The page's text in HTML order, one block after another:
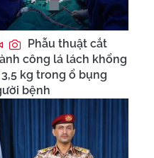
Phẫu thuật cắt
công lá lách khổng
kg trong ổ bụng
bệnh